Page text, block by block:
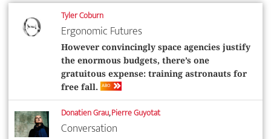
Tyler Coburn
Ergonomic Futures
However convincingly space agencies justify
the enormous budgets, there’s one
gratuitous expense: training astronauts for
free fall. ABO
Donatien Grau,Pierre Guyotat
Conversation